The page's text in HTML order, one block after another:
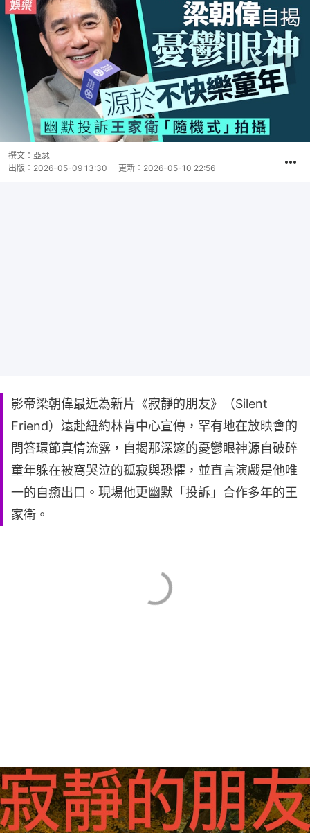
撰文： 亞瑟
出版： 2026-05-09 13:30 更新： 2026-05-10 22:56
影帝梁朝偉最近為新片《寂靜的朋友》（Silent
Friend）遠赴紐約林肯中心宣傳，罕有地在放映會的
問答環節真情流露，自揭那深邃的憂鬱眼神源自破碎
童年躲在被窩哭泣的孤寂與恐懼，並直言演戲是他唯
一的自癒出口。現場他更幽默「投訴」合作多年的王
家衛。